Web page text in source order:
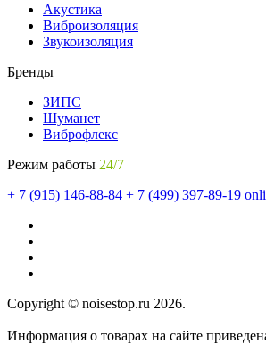
Акустика
Виброизоляция
Звукоизоляция
Бренды
ЗИПС
Шуманет
Виброфлекс
Режим работы 24/7
+ 7 (915) 146-88-84 + 7 (499) 397-89-19
Copyright © noisestop.ru 2026.
Информация о товарах на сайте